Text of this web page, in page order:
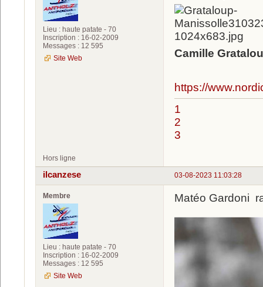
Lieu : haute patate - 70
Inscription : 16-02-2009
Messages : 12 595
Site Web
Camille
https://
1
2
3
Hors ligne
03-08-2023 11:03:28
ilcanzese
Membre
Lieu : haute patate - 70
Inscription : 16-02-2009
Messages : 12 595
Site Web
Matéo Gardoni